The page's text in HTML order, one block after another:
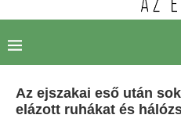
Az ejszakai eső után
elázott ruhákat és